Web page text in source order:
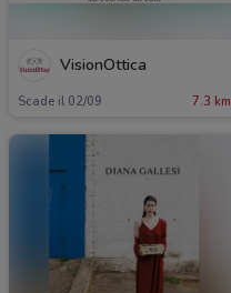
VisionOttica
Scade il 02/09 7.3 km